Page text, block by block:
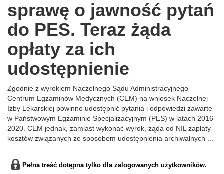
sprawę o jawność pytań
do PES. Teraz żąda
opłaty za ich
udostępnienie
Zgodnie z wyrokiem Naczelnego Sądu Administracyjnego
Centrum Egzaminów Medycznych (CEM) na wniosek Naczelnej
Izby Lekarskiej powinno udostępnić pytania i odpowiedzi zawarte
w Państwowym Egzaminie Specjalizacyjnym (PES) w latach 2016-
2020. CEM jednak, zamiast wykonać wyrok, żąda od NIL zapłaty
kosztów związanych ze sposobem udostępnienia archiwalnych ...
Pełna treść dotępna tylko dla zalogowanych użytkowników.